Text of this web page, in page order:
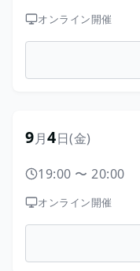
オンライン開催
9月4日(金)
19:00 〜 20:00
オンライン開催